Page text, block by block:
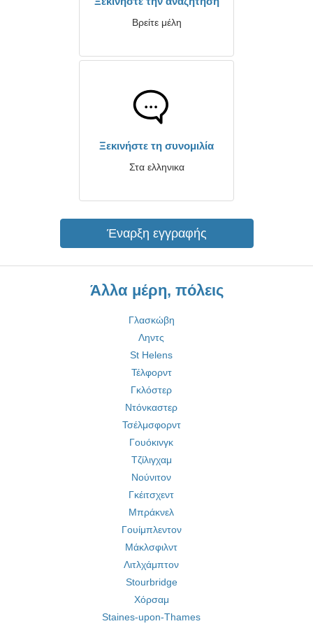
Βρείτε μέλη
Ξεκινήστε τη συνομιλία
Στα ελληνικα
Έναρξη εγγραφής
Άλλα μέρη, πόλεις
Γλασκώβη
Ληντς
St Helens
Τέλφορντ
Γκλόστερ
Ντόνκαστερ
Τσέλμσφορντ
Γουόκινγκ
Tζίλιγχαμ
Νούνιτον
Γκέιτσχεντ
Μπράκνελ
Γουίμπλεντον
Μάκλσφιλντ
Λιτλχάμπτον
Stourbridge
Χόρσαμ
Staines-upon-Thames